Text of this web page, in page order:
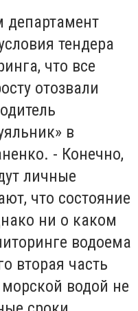
тендера
что все
отозвали
в
- Конечно,
личные
что состояние
ни о каком
водоема
вторая часть
водой не